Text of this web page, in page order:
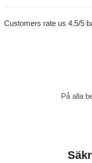
Customers rate us 4.5/5
På alla